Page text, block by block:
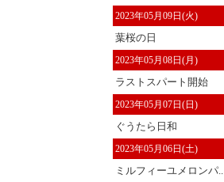
2023年05月09日(火)
葉桜の日
2023年05月08日(月)
ラストスパート開始
2023年05月07日(日)
ぐうたら日和
2023年05月06日(土)
ミルフィーユメロンパ..